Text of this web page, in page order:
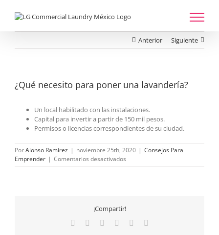
contenido
Anterior
Siguiente
¿Qué necesito para poner una lavandería?
Un local habilitado con las instalaciones.
Capital para invertir a partir de 150 mil pesos.
Permisos o licencias correspondientes de su ciudad.
PorAlonso Ramirez | noviembre 25th, 2020 | Consejos Para
Emprender | Comentarios desactivados
¿Qué
lavandería?
¡Compartir!
Facebook
TwitterLinkedInWhatsApp
Pinterest